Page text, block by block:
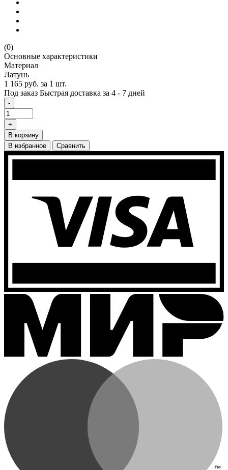
(0)
Основные характеристики
Материал
Латунь
1 165 руб. за 1 шт.
Под заказ Быстрая доставка за 4 - 7 дней
-
+
В корзину
В избранное
Сравнить